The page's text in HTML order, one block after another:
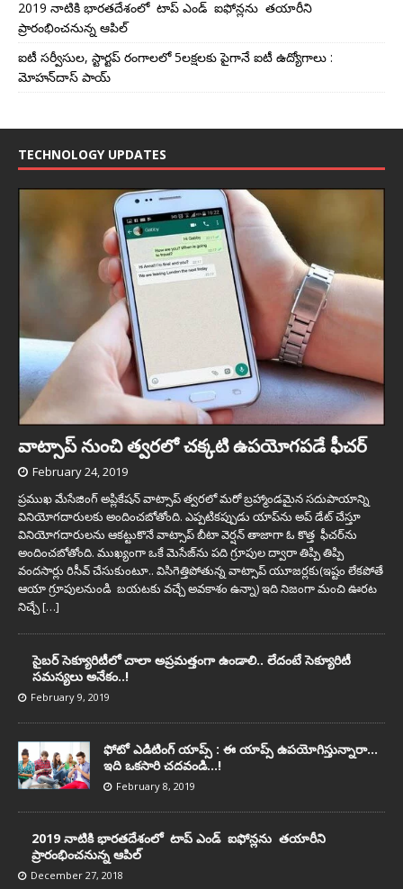
2019 నాటికి భారతదేశంలో టాప్‌ ఎండ్‌ ఐఫోన్లను తయారీని
ప్రారంభించ‌నున్న ఆపిల్‌
ఐటీ సర్వీసుల, స్టార్టప్ రంగాల‌లో 5ల‌క్ష‌ల‌కు పైగానే ఐటీ ఉద్యోగాలు :
మోహన్‌దాస్ పాయ్‌
TECHNOLOGY UPDATES
వాట్సాప్ నుంచి త్వ‌ర‌లో చ‌క్క‌టి ఉప‌యోగ‌ప‌డే ఫీచ‌ర్‌
February 24, 2019
ప్రముఖ మేసేజింగ్ అప్లికేషన్ వాట్సాప్ త్వరలో మరో బ్రహ్మాండమైన సదుపాయాన్ని
వినియోగదారులకు అందించబోతోంది. ఎప్పటికప్పుడు యాప్‌ను అప్ డేట్ చేస్తూ
వినియోగదారులను ఆకట్టుకొనే వాట్సాప్ బీటా వెర్షన్ తాజాగా ఓ కొత్త ఫీచర్‌ను
అందించబోతోంది. ముఖ్యంగా ఒకే మెసేజ్‌ను పది గ్రూపుల ద్వారా తిప్పి తిప్పి
వందసార్లు రిసీవ్‌ చేసుకుంటూ.. విసిగెత్తిపోతున్న వాట్సాప్‌ యూజర్లకు(ఇష్టం లేకపోతే
ఆయా గ్రూపులనుండి బయటకు వచ్చే అవకాశం ఉన్నా) ఇది నిజంగా మంచి ఊరట
నిచ్చే[…]
సైబర్‌ సెక్యూరిటీలో చాలా అప్ర‌మ‌త్తంగా ఉండాలి.. లేదంటే సెక్యూరిటీ
స‌మ‌స్య‌లు అనేకం..!
February 9, 2019
ఫోటో ఎడిటింగ్ యాప్స్‌ : ఈ యాప్స్ ఉప‌యోగిస్తున్నారా…
ఇది ఒక‌సారి చ‌దవండి…!
February 8, 2019
2019 నాటికి భారతదేశంలో టాప్‌ ఎండ్‌ ఐఫోన్లను తయారీని
ప్రారంభించ‌నున్న ఆపిల్‌
December 27, 2018